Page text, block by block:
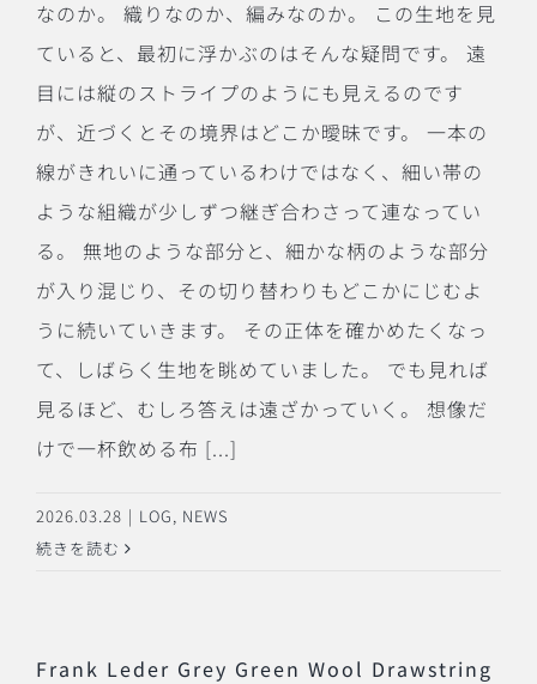
なのか。 織りなのか、編みなのか。 この生地を見
ていると、最初に浮かぶのはそんな疑問です。 遠
目には縦のストライプのようにも見えるのです
が、近づくとその境界はどこか曖昧です。 一本の
線がきれいに通っているわけではなく、細い帯の
ような組織が少しずつ継ぎ合わさって連なってい
る。 無地のような部分と、細かな柄のような部分
が入り混じり、その切り替わりもどこかにじむよ
うに続いていきます。 その正体を確かめたくなっ
て、しばらく生地を眺めていました。 でも見れば
見るほど、むしろ答えは遠ざかっていく。 想像だ
けで一杯飲める布 [...]
2026.03.28 | LOG, NEWS
続きを読む
Frank Leder Grey Green Wool Drawstring